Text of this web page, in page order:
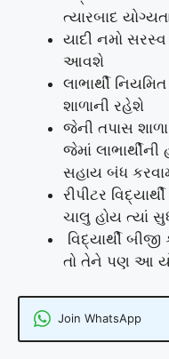
ત્યારબાદ
યાદી નમો
આવશે
લાભાર્થી
શાળાની રહેશે
જેની તપાસ
જેમાં
સહાય બંધ
રીપીટર
ચાલુ હોય ત્યાં
વિદ્યાર્થી
તો તેને પણ આ
Join WhatsApp